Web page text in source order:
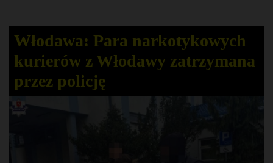
Włodawa: Para narkotykowych
kurierów z Włodawy zatrzymana
przez policję